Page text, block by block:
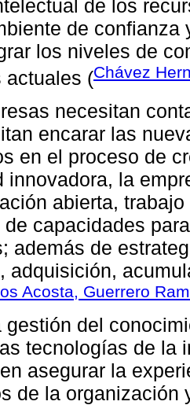
de los
de
los niveles de
actuales (Chávez
necesitan
encarar las
en el proceso de
innovadora, la
abierta,
de capacidades
además de
adquisición,
Acosta, Guerrero
gestión del
tecnologías de la
asegurar la
de la organización